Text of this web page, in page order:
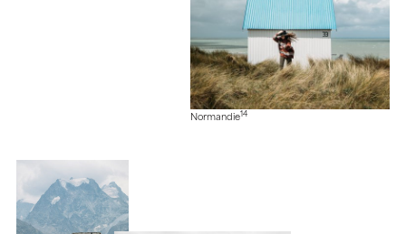
Normandie14